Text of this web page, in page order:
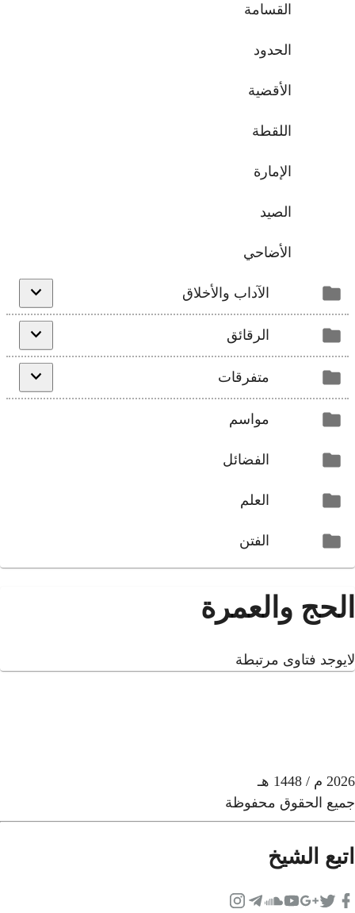
القسامة
الحدود
الأقضية
اللقطة
الإمارة
الصيد
الأضاحي
الآداب والأخلاق
الرقائق
متفرقات
مواسم
الفضائل
العلم
الفتن
الحج والعمرة
لايوجد فتاوى مرتبطة
2026 م / 1448 هـ
جميع الحقوق محفوظة
اتبع الشيخ